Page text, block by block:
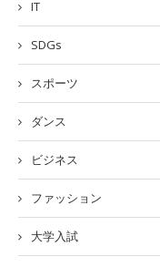
IT
SDGs
スポーツ
ダンス
ビジネス
ファッション
大学入試